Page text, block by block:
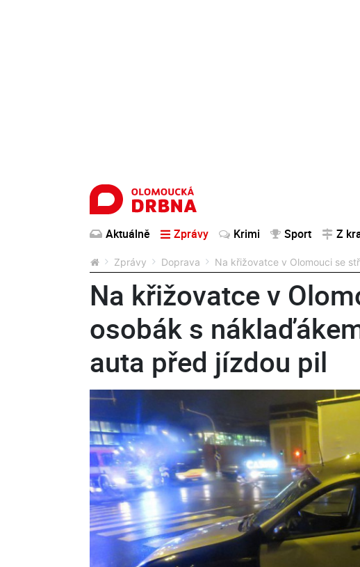
Aktuálně Zprávy Krimi Sport Z
Zprávy Doprava Na křižovatce v Olomouci se
Na křižovatce v
osobák s
auta před jízdou pil